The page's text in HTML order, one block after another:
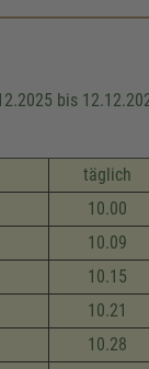
bis
täglich
10.00
10.09
10.15
10.21
10.28